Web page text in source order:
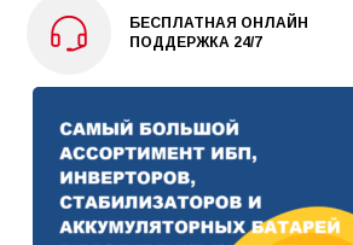
БЕСПЛАТНАЯ ОНЛАЙН
ПОДДЕРЖКА 24/7